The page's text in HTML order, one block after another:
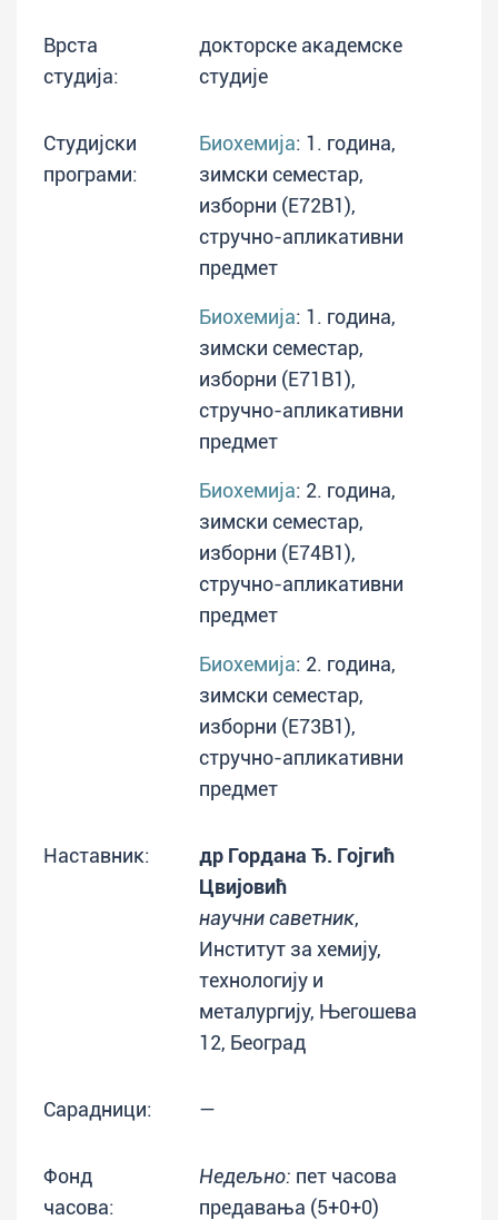
Врста
студија:
докторске академске
студије
Студијски
програми:
Биохемија: 1. година,
зимски семестар,
изборни (E72B1),
стручно-апликативни
предмет
Биохемија: 1. година,
зимски семестар,
изборни (E71B1),
стручно-апликативни
предмет
Биохемија: 2. година,
зимски семестар,
изборни (E74B1),
стручно-апликативни
предмет
Биохемија: 2. година,
зимски семестар,
изборни (E73B1),
стручно-апликативни
предмет
Наставник:
др Гордана Ђ. Гојгић
Цвијовић
научни саветник,
Институт за хемију,
технологију и
металургију, Његошева
12, Београд
Сарадници: —
Фонд
часова:
Недељно: пет часова
предавања (5+0+0)